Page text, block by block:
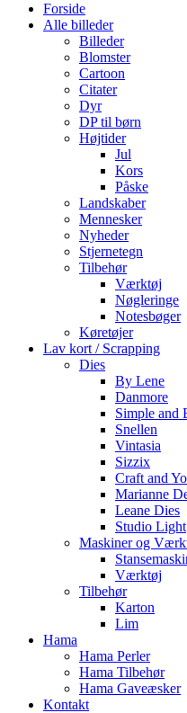
Forside
Alle billeder
Billeder
Blomster
Cartoon
Citater
Dyr
DP til børn
Højtider
Jul
Kors
Påske
Landskaber
Mennesker
Nyheder
Stjernetegn
Tilbehør
Værktøj
Nøgleringe
Notesbøger
Køretøjer
Lav kort / Scrapping
Dies
By Lene
Danmore
Simple and
Snellen
Vintasia
Sizzix
Craft and
Marianne
Leane Dies
Studio Light
Maskiner og
Værktøj
Tilbehør
Karton
Lim
Hama
Hama Perler
Hama Tilbehør
Hama Gaveæsker
Kontakt